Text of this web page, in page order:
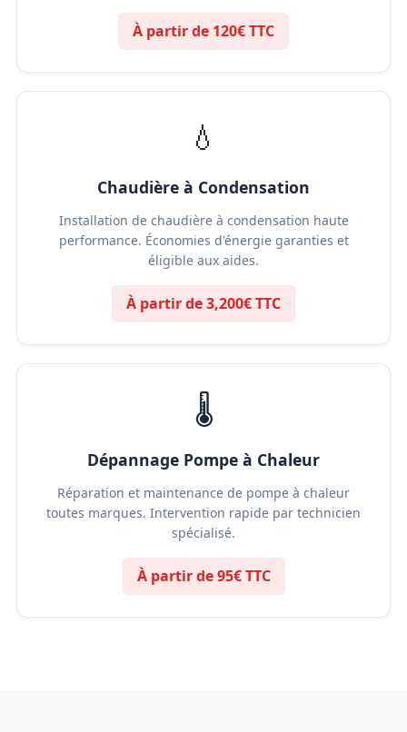
À partir de 120€ TTC
💧
Chaudière à Condensation
Installation de chaudière à condensation haute
performance. Économies d'énergie garanties et
éligible aux aides.
À partir de 3,200€ TTC
🌡️
Dépannage Pompe à Chaleur
Réparation et maintenance de pompe à chaleur
toutes marques. Intervention rapide par technicien
spécialisé.
À partir de 95€ TTC